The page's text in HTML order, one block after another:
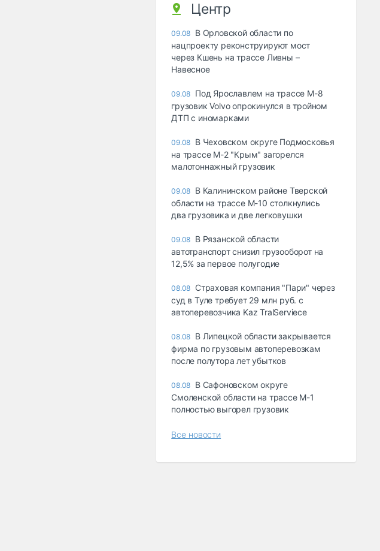
Центр
09.08 В Орловской области по
нацпроекту реконструируют мост
через Кшень на трассе Ливны –
Навесное
09.08 Под Ярославлем на трассе М-8
грузовик Volvo опрокинулся в тройном
ДТП с иномарками
09.08 В Чеховском округе Подмосковья
на трассе М-2 "Крым" загорелся
малотоннажный грузовик
09.08 В Калининском районе Тверской
области на трассе М-10 столкнулись
два грузовика и две легковушки
09.08 В Рязанской области
автотранспорт снизил грузооборот на
12,5% за первое полугодие
08.08 Страховая компания "Пари" через
суд в Туле требует 29 млн руб. с
автоперевозчика Kaz TralServiece
08.08 В Липецкой области закрывается
фирма по грузовым автоперевозкам
после полутора лет убытков
08.08 В Сафоновском округе
Смоленской области на трассе М-1
полностью выгорел грузовик
Все новости